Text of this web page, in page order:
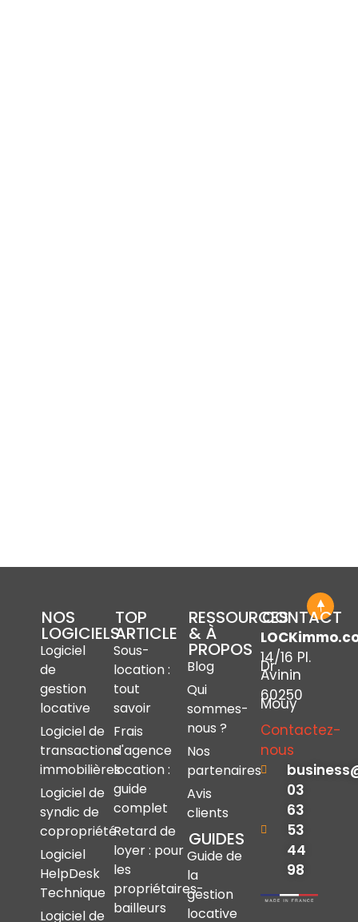
NOS
LOGICIELS
Logiciel
de
gestion
locative
Logiciel de
transactions
immobilières
Logiciel de
syndic de
copropriété
Logiciel
HelpDesk
Technique
Logiciel de
TOP
ARTICLE
Sous-
location :
tout
savoir
Frais
d'agence
location :
guide
complet
Retard de
loyer : pour
les
propriétaires-
bailleurs
RESSOURCES
& À
PROPOS
Blog
Qui
sommes-
nous ?
Nos
partenaires
Avis
clients
GUIDES
Guide de
la
gestion
locative
CONTACT
14/16 Pl.
Dr
Avinin
60250
Mouy
Contactez-
nous
03
63
53
44
98